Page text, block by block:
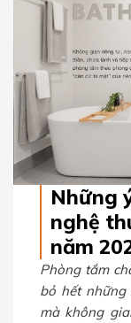
Những
nghệ
năm
Phòng tắm
bỏ hết
mà không